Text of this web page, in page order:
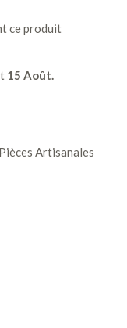
ce produit
15 Août.
Pièces Artisanales